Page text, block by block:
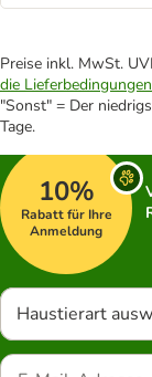
Preise inkl. MwSt.
die Lieferbedingungen
"Sonst" = Der
Tage.
10%
Rabatt für Ihre
Anmeldung
Haustierart